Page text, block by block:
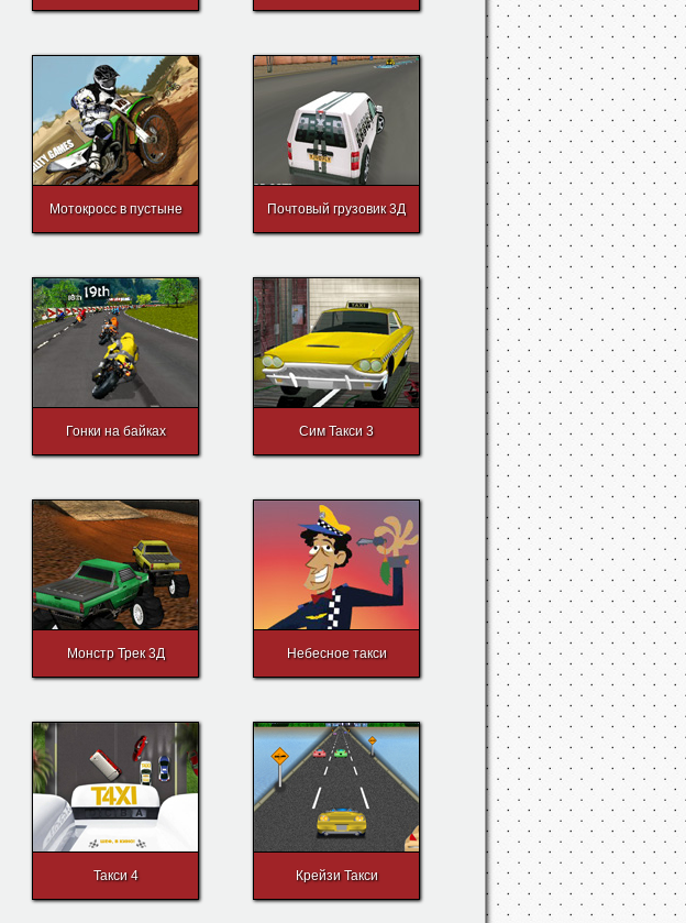
Мотокросс в пустыне Почтовый грузовик 3Д
Гонки на байках Сим Такси 3
Монстр Трек 3Д Небесное такси
Такси 4 Крейзи Такси